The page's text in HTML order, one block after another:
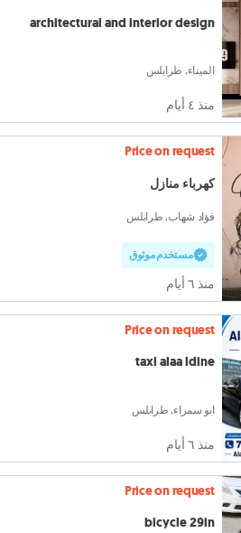
architectural and interior design
الميناء, طرابلس
منذ ٤ أيام
Price on request
كهرباء منازل
فؤاد شهاب, طرابلس
مستخدم موثوق
منذ ٦ أيام
Price on request
taxi alaa ldine
ابو سمراء, طرابلس
منذ ٦ أيام
Price on request
bicycle 29in